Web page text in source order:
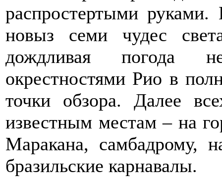
распростертыми
новыз семи чудес
дождливая погода
окрестностями Рио в
точки обзора. Далее
известным местам – на
Маракана, самбадрому,
бразильские карнавалы.